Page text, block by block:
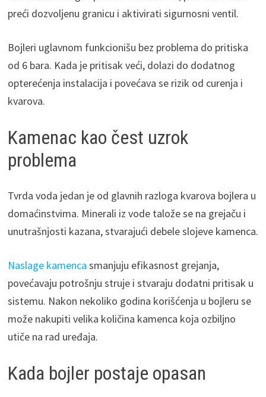
preći dozvoljenu granicu i aktivirati sigurnosni ventil.
Bojleri uglavnom funkcionišu bez problema do pritiska
od 6 bara. Kada je pritisak veći, dolazi do dodatnog
opterećenja instalacija i povećava se rizik od curenja i
kvarova.
Kamenac kao čest uzrok
problema
Tvrda voda jedan je od glavnih razloga kvarova bojlera u
domaćinstvima. Minerali iz vode talože se na grejaču i
unutrašnjosti kazana, stvarajući debele slojeve kamenca.
Naslage kamenca smanjuju efikasnost grejanja,
povećavaju potrošnju struje i stvaraju dodatni pritisak u
sistemu. Nakon nekoliko godina korišćenja u bojleru se
može nakupiti velika količina kamenca koja ozbiljno
utiče na rad uređaja.
Kada bojler postaje opasan